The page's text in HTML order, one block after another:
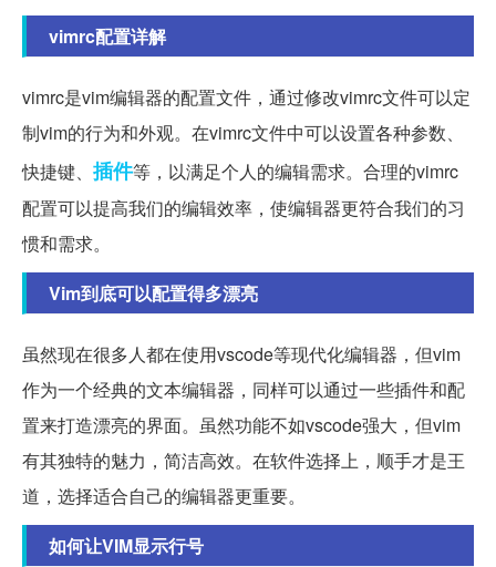
vimrc配置详解
vimrc是vim编辑器的配置文件，通过修改vimrc文件可以定
制vim的行为和外观。在vimrc文件中可以设置各种参数、
快捷键、 插件等，以满足个人的编辑需求。合理的vimrc
配置可以提高我们的编辑效率，使编辑器更符合我们的习
惯和需求。
Vim到底可以配置得多漂亮
虽然现在很多人都在使用vscode等现代化编辑器，但vim
作为一个经典的文本编辑器，同样可以通过一些插件和配
置来打造漂亮的界面。虽然功能不如vscode强大，但vim
有其独特的魅力，简洁高效。在软件选择上，顺手才是王
道，选择适合自己的编辑器更重要。
如何让VIM显示行号